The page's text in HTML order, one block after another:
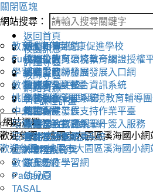
關閉區塊
網站搜尋：
返回首頁
校園訊息
活動相簿
校內公告
活動影音
教務處
學務處
總務處
輔導室
會計室
人事室
家長會
幼兒園
評鑑專區
111學年度健康促進學校
永續校園與環境教育網
溪海愛閱粉絲團
交通安全評鑑
午餐評鑑
衛生保健工作
人權法治教育網
替代役評鑑網頁
教師專區
線上朝會連結
桃園市教育公務單一認證授權
桃園市教師發展發展入口網
桃園市公文整合資訊系統
全國圖書管理系統
教師專業發展支持作業平臺
教育部教育體系單一簽入服務
雲端差勤系統
X學務系統
線上防疫學習網
網路資源
教育雲
Fun學王
學習吧
數位閱讀學習平臺
桃園市永續發展與環境教育輔導
中央氣象局
環保署綠色生活資訊網
環境教育管理資訊系統
國家環境教育獎
數位讀寫網
PaGamO
TASAL
112課程計畫
歡迎參觀：桃園市大園區溪海國小網
歡迎參觀：桃園市大園區溪海國小網